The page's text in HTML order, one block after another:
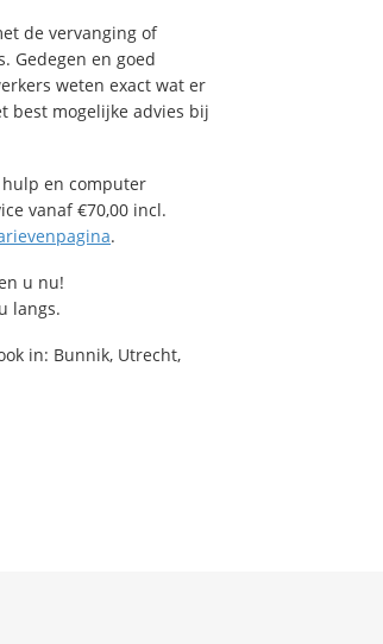
de vervanging of
Gedegen en goed
weten exact wat er
best mogelijke advies bij
en computer
vanaf €70,00 incl.
.
u nu!
langs.
in: Bunnik, Utrecht,